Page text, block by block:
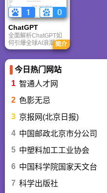
ChatGPT‌
全面解析ChatGPT如
何引爆全球AI浪潮！
通俗讲解神经网络、
核心技术，带您轻松
看懂大语言模型如何
重塑未来。
简介
今日热门网站
1 智通人才网
2 色影无忌
3 京报网(北京日报)
4 中国邮政北京市分公司
5 中塑料加工工业协会
6 中国科学院国家天文台
7 科学出版社